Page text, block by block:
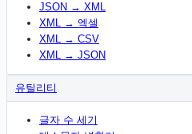
JSON → XML
XML → 엑셀
XML → CSV
XML → JSON
유틸리티
글자 수 세기